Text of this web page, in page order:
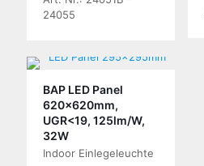
24055
BAP LED Panel
620x620mm,
UGR<19, 125lm/W,
32W
Indoor Einlegeleuchte